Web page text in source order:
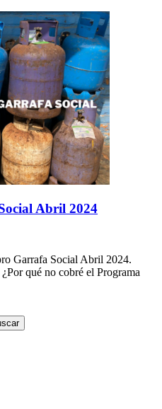
Abril 2024
Garrafa Social Abril 2024.
qué no cobré el Programa